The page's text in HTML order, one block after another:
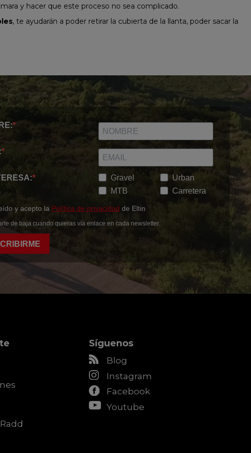
y hacer que este proceso no sea complicado.
, te ayudarán a poder retirar la cubierta de la llanta, poder sacar la
Gravel
MTB
Urban
Carretera
y acepto la Política de privacidad de Eltin
de baja cuando quieras vía enlace en cada newsletter.
Síguenos
Blog
Instagram
Facebook
Youtube